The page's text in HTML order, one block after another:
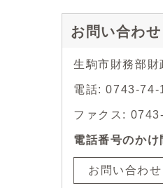
お問い合わせ
生駒市財務部財
電話: 0743-74-
ファクス:
電話番号のかけ
お問い合わ